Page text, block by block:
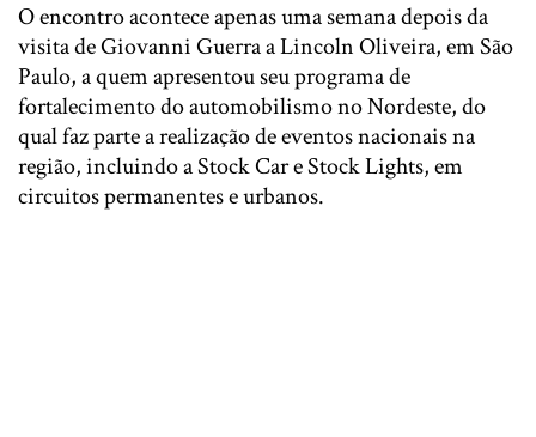
O encontro acontece apenas uma semana depois da
visita de Giovanni Guerra a Lincoln Oliveira, em São
Paulo, a quem apresentou seu programa de
fortalecimento do automobilismo no Nordeste, do
qual faz parte a realização de eventos nacionais na
região, incluindo a Stock Car e Stock Lights, em
circuitos permanentes e urbanos.